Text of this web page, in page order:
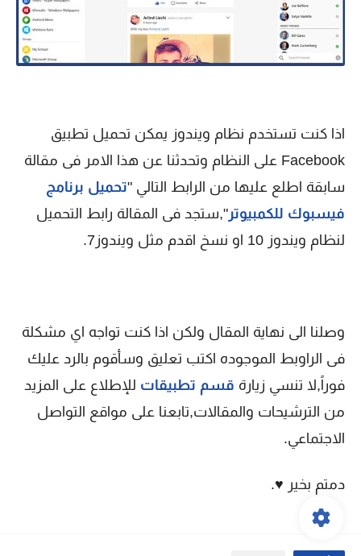
اذا كنت تستخدم نظام ويندوز يمكن تحميل تطبيق
Facebook على النظام وتحدثنا عن هذا الامر فى مقالة
سابقة اطلع عليها من الرابط التالي "تحميل برنامج
فيسبوك للكمبيوتر ",ستجد فى المقالة رابط التحميل
لنظام ويندوز 10 او نسخ اقدم مثل ويندوز7.
وصلنا الى نهاية المقال ولكن اذا كنت تواجه اي مشكلة
فى الراوبط الموجوده اكتب تعليق وسأقوم بالرد عليك
فوراً,لا تنسي زيارة قسم تطبيقات للإطلاع على المزيد
من الترشيحات والمقالات,تابعنا على مواقع التواصل
الاجتماعي.
دمتم بخير ♥.